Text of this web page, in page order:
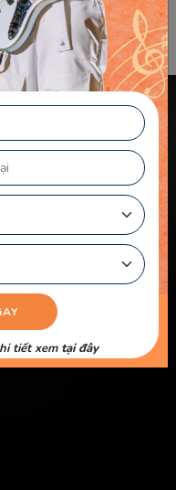
– Giảng Viên
tiết xem tại đây